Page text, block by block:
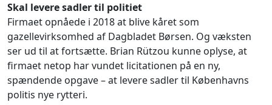
Skal levere sadler til politiet
Firmaet opnåede i 2018 at blive kåret som
gazellevirksomhed af Dagbladet Børsen. Og væksten
ser ud til at fortsætte. Brian Rützou kunne oplyse, at
firmaet netop har vundet licitationen på en ny,
spændende opgave – at levere sadler til Københavns
politis nye rytteri.